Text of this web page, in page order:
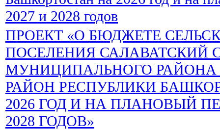
2027 и 2028 годов
ПРОЕКТ «О БЮДЖЕТЕ
ПОСЕЛЕНИЯ САЛАВАТСКИЙ
МУНИЦИПАЛЬНОГО РАЙОНА
РАЙОН РЕСПУБЛИКИ
2026 ГОД И НА ПЛАНОВЫЙ
2028 ГОДОВ»